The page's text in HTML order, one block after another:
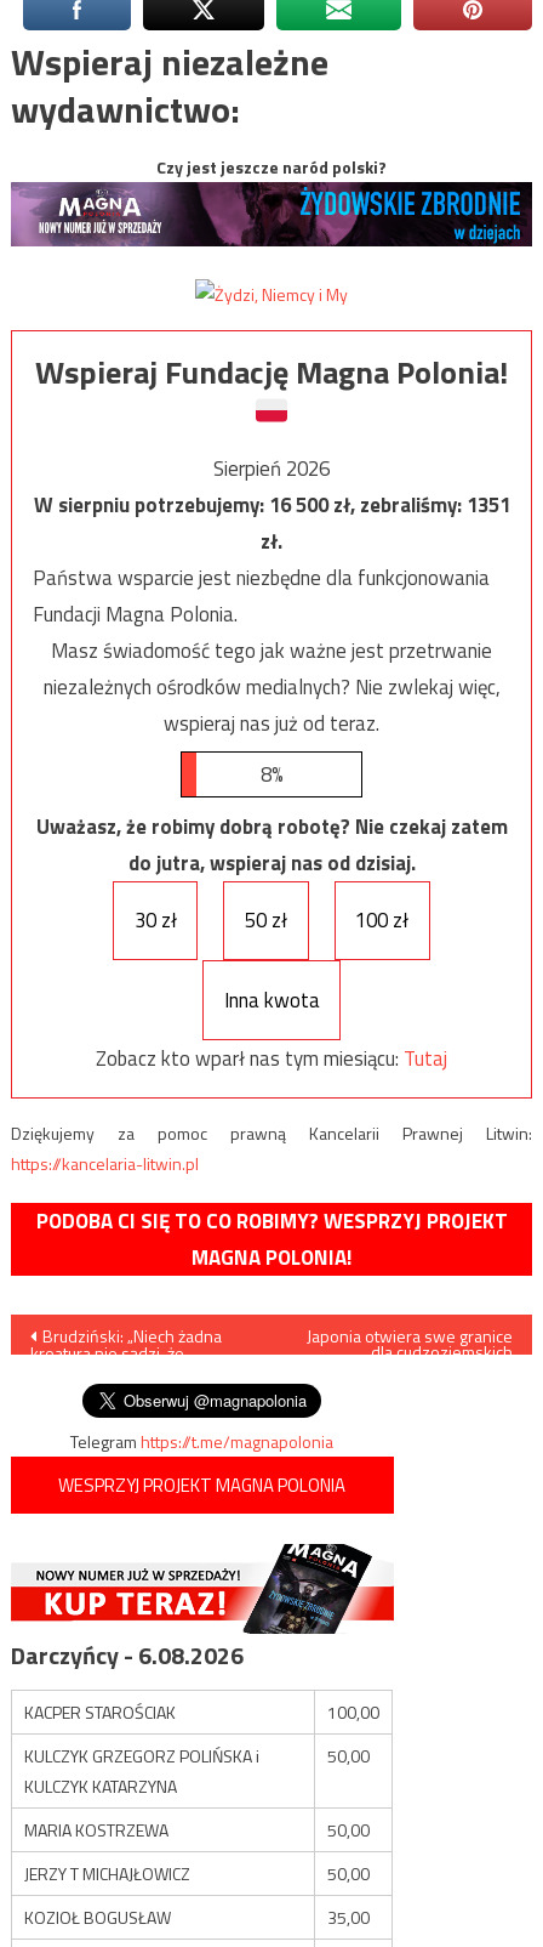
Wspieraj niezależne
wydawnictwo:
Czy jest jeszcze naród polski?
Wspieraj Fundację Magna Polonia!
Sierpień 2026
W sierpniu potrzebujemy:16 500zł, zebraliśmy:1351
zł.
Państwa wsparcie jest niezbędne dla funkcjonowania
Fundacji Magna Polonia.
Masz świadomość tego jak ważne jest przetrwanie
niezależnych ośrodków medialnych? Nie zwlekaj więc,
wspieraj nas już od teraz.
8%
Uważasz, że robimy dobrą robotę? Nie czekaj zatem
do jutra, wspieraj nas od dzisiaj.
30 zł
50 zł 100 zł
Inna kwota
Zobacz kto wparł nas tym miesiącu: Tutaj
Dziękujemy za pomoc prawną Kancelarii Prawnej Litwin:
https://kancelaria-litwin.pl
PODOBA CI SIĘ TO CO ROBIMY? WESPRZYJ PROJEKT
MAGNA POLONIA!
Nawigacja
wpisu
Brudziński: „Niech żadna
kreatura nie sądzi, że
Japonia otwiera swe granice
dla cudzoziemskich
Telegramhttps://t.me/magnapolonia
WESPRZYJ PROJEKT MAGNA POLONIA
Darczyńcy - 6.08.2026
KACPER STAROŚCIAK
100,00
KULCZYK GRZEGORZ POLIŃSKA i
KULCZYK KATARZYNA
50,00
MARIA KOSTRZEWA
50,00
JERZY T MICHAJŁOWICZ
50,00
KOZIOŁ BOGUSŁAW
35,00